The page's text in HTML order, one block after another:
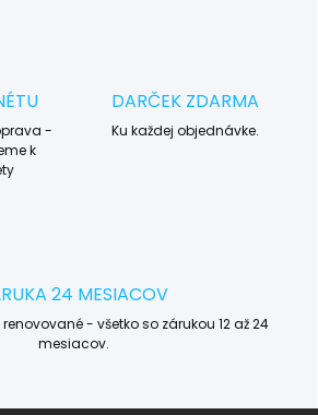
-
k
DARČEK ZDARMA
Ku každej objednávke.
24 MESIACOV
- všetko so zárukou 12 až 24
mesiacov.